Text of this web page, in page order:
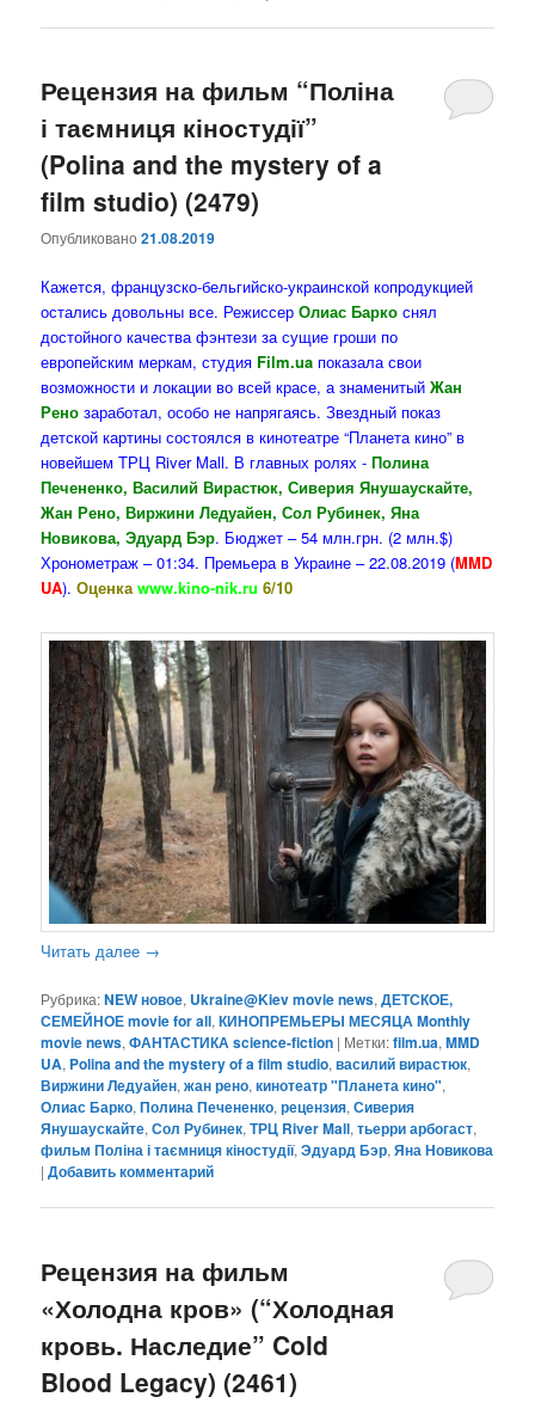
Рецензия на фильм “Поліна
і таємниця кіностудії”
(Polina and the mystery of a
film studio) (2479)
Опубликовано21.08.2019
Кажется, французско-бельгийско-украинской копродукцией
остались довольны все. РежиссерОлиас Барко снял
достойного качества фэнтези за сущие гроши по
европейским меркам, студия Film.ua показала свои
возможности и локации во всей красе, а знаменитый Жан
Рено заработал, особо не напрягаясь. Звездный показ
детской картины состоялся в кинотеатре “Планета кино” в
новейшем ТРЦ River Mall. В главных ролях -Полина
Печененко, Василий Вирастюк, Сиверия Янушаускайте,
Жан Рено, Виржини Ледуайен, Сол Рубинек, Яна
Новикова, Эдуард Бэр. Бюджет – 54 млн.грн. (2 млн.$)
Хронометраж – 01:34. Премьера в Украине – 22.08.2019 (MMD
UA).Оценкаwww.kino-nik.ru 6/10
Читать далее →
Рубрика:NEW новое, Ukraine@Kiev movie news,ДЕТСКОЕ,
СЕМЕЙНОЕ movie for all,КИНОПРЕМЬЕРЫ МЕСЯЦА Monthly
movie news,ФАНТАСТИКА science-fiction | Метки:film.ua,MMD
UA, Polina and the mystery of a film studio,василий вирастюк,
Виржини Ледуайен,жан рено,кинотеатр "Планета кино",
Олиас Барко,Полина Печененко,рецензия,Сиверия
Янушаускайте,Сол Рубинек,ТРЦ River Mall,тьерри арбогаст,
фильм Поліна і таємниця кіностудії,Эдуард Бэр,Яна Новикова
|Добавить комментарий
Рецензия на фильм
«Холодна кров» (“Холодная
кровь. Наследие” Cold
Blood Legacy) (2461)